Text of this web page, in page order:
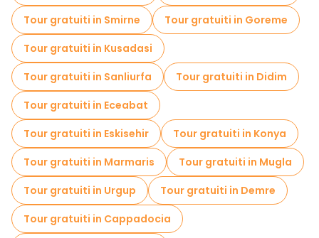
Biglietti "salta fila" in Istanbul
Crociere in Istanbul
Musei in Istanbul
Visita gratuita del centro storico Istanbul
Tour per piccoli gruppi in Istanbul
Visite al mercato in Istanbul
Tour di degustazione locali in Istanbul
Gite giornaliere gratuite a Istanbul
Passeggiate notturne gratuite a Istanbul
Tour gratuiti in Smirne
Tour gratuiti in Goreme
Tour gratuiti in Kusadasi
Tour gratuiti in Sanliurfa
Tour gratuiti in Didim
Tour gratuiti in Eceabat
Tour gratuiti in Eskisehir
Tour gratuiti in Konya
Tour gratuiti in Marmaris
Tour gratuiti in Mugla
Tour gratuiti in Urgup
Tour gratuiti in Demre
Tour gratuiti in Cappadocia